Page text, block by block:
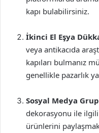
kapı bulabilirsiniz.
İkinci El Eşya
veya antikacıda
kapıları bulmanız
genellikle pazarlık
Sosyal Medya
dekorasyonu ile
ürünlerini